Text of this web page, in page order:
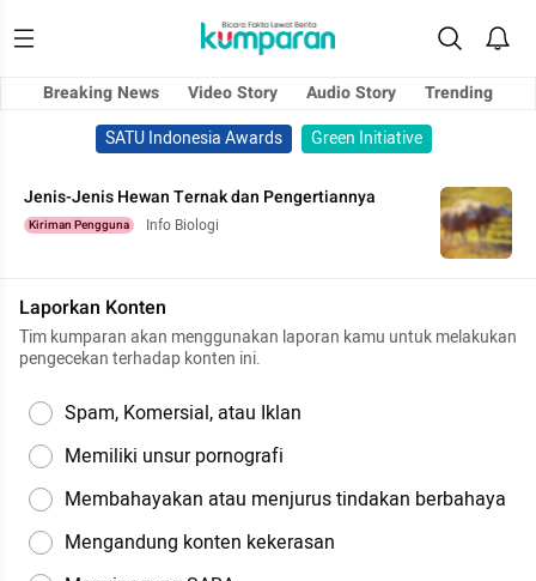
Breaking News Video Story Audio Story
Trending
SATU Indonesia Awards
Green Initiative
Jenis-Jenis Hewan Ternak dan Pengertiannya
Kiriman Pengguna Info Biologi
Laporkan Konten
Tim kumparan akan menggunakan laporan kamu untuk melakukan
pengecekan terhadap konten ini.
Spam, Komersial, atau Iklan
Memiliki unsur pornografi
Membahayakan atau menjurus tindakan berbahaya
Mengandung konten kekerasan